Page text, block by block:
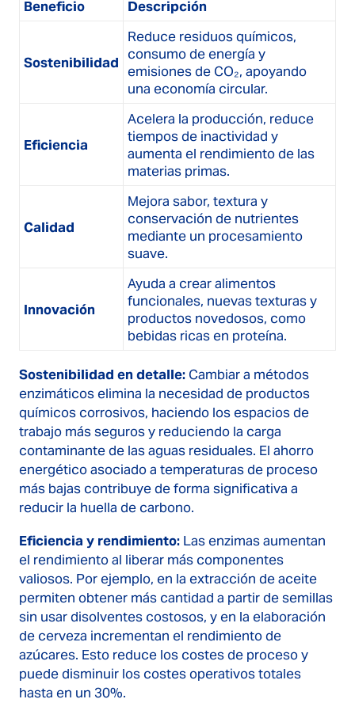
Beneficio Descripción
Sostenibilidad
Reduce residuos químicos,
consumo de energía y
emisiones de CO₂, apoyando
una economía circular.
Eficiencia
Acelera la producción, reduce
tiempos de inactividad y
aumenta el rendimiento de las
materias primas.
Calidad
Mejora sabor, textura y
conservación de nutrientes
mediante un procesamiento
suave.
Innovación
Ayuda a crear alimentos
funcionales, nuevas texturas y
productos novedosos, como
bebidas ricas en proteína.
Sostenibilidad en detalle: Cambiar a métodos
enzimáticos elimina la necesidad de productos
químicos corrosivos, haciendo los espacios de
trabajo más seguros y reduciendo la carga
contaminante de las aguas residuales. El ahorro
energético asociado a temperaturas de proceso
más bajas contribuye de forma significativa a
reducir la huella de carbono.
Eficiencia y rendimiento: Las enzimas aumentan
el rendimiento al liberar más componentes
valiosos. Por ejemplo, en la extracción de aceite
permiten obtener más cantidad a partir de semillas
sin usar disolventes costosos, y en la elaboración
de cerveza incrementan el rendimiento de
azúcares. Esto reduce los costes de proceso y
puede disminuir los costes operativos totales
hasta en un 30%.